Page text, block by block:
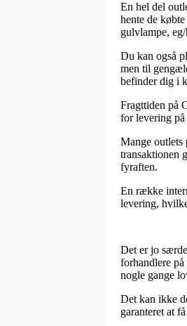
En hel del
hente de
gulvlampe,
Du kan også
men til
befinder dig i
Fragttiden på
for levering på
Mange outlets
transaktionen
fyraften.
En række
levering,
Det er jo
forhandlere
nogle gange
Det kan ikke
garanteret at